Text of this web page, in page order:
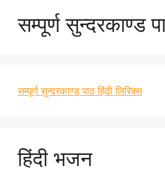
सम्पूर्ण सुन्दरकाण्ड
सम्पूर्ण सुन्दरकाण्ड पाठ हिंदी लिरिक्स
हिंदी भजन